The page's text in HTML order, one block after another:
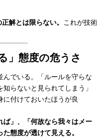
解とは限らない。
これが技術
」態度の危うさ
んでいる。「ルールを守らな
らないと見られてしまう」
に付けておいたほうが良
ば」、「何故なら我々はメー
態度が透けて見える。